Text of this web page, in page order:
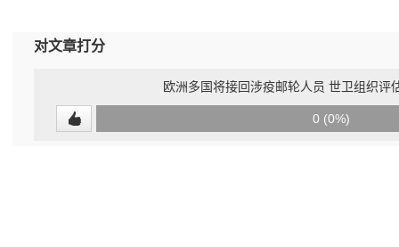
对文章打分
欧洲多国将接回涉疫邮轮人员 世卫组织评
0 (0%)